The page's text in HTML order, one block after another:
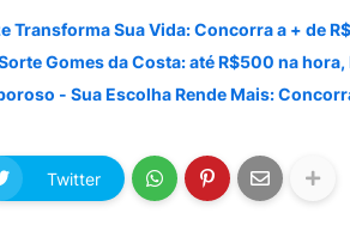
Transforma Sua Vida: Concorra a + de
Gomes da Costa: até R$500 na
- Sua Escolha Rende Mais:
Twitter